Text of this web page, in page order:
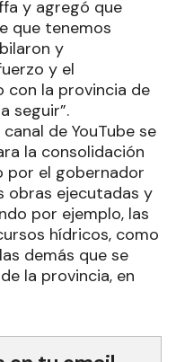
y agregó que
que tenemos
y
y el
con la provincia de
seguir”.
de YouTube se
la consolidación
por el gobernador
obras ejecutadas y
por ejemplo, las
hídricos, como
demás que se
la provincia, en